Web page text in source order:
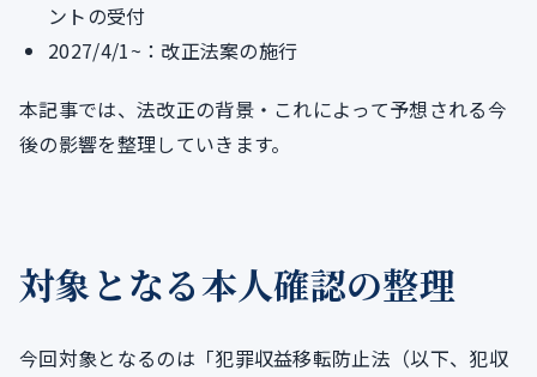
ントの受付
2027/4/1~：改正法案の施行
本記事では、法改正の背景・これによって予想される今
後の影響を整理していきます。
対象となる本人確認の整理
今回対象となるのは「犯罪収益移転防止法（以下、犯収